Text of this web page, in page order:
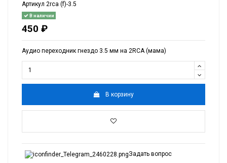
Артикул 2rca (f)-3.5
В наличии
450 ₽
Аудио переходник гнездо 3.5 мм на 2RCA (мама)
В корзину
Задать вопрос